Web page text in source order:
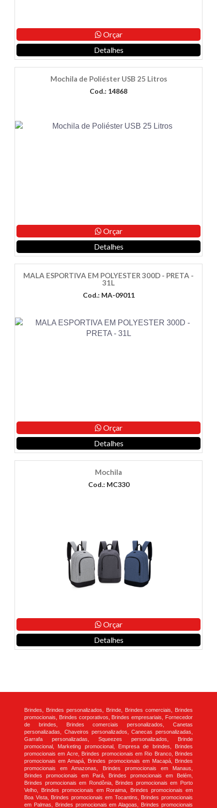
Orçar
Detalhes
Mochila de Poliéster USB 25 Litros
Cod.: 14868
Orçar
Detalhes
MALA ESPORTIVA EM POLYESTER 300D - PRETA -
31L
Cod.: MA-09011
Orçar
Detalhes
Mochila
Cod.: MC330
Orçar
Detalhes
Brindes, Brindes personalizados, Brinde, Brindes comerciais, Brindes
promocionais, Brindes corporativos, Brindes empresariais, Fornecedor
de brindes, Brindes comerciais personalizados, Canetas
personalizadas, Chaveiros personalizados, Canecas personalizadas,
Garrafa personalizadas, Squeezes personalizados, Brinde
promocional, Marketing promocional, Empresa de brindes, Brindes
promocionais em Acre, Brindes promocionais em Rio Branco, Brindes
promocionais em Amapá, Brindes promocionais em Macapá, Brindes
promocionais em Amazonas, Brindes promocionais em Manaus,
Brindes promocionais em Pará, Brindes promocionais em Belém,
Brindes promocionais em Rondônia, Brindes promocionais em Porto
Velho, Brindes promocionais em Roraima, Brindes promocionais em
Boa Vista, Brindes promocionais em Tocantins, Brindes promocionais
em Palmas, Brindes promocionais em Alagoas, Brindes promocionais